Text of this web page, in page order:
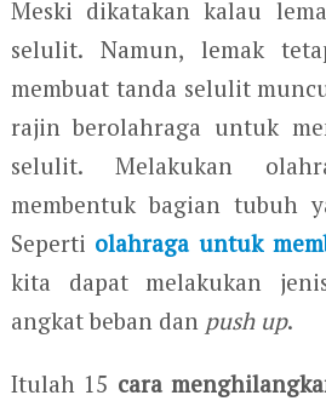
Meski dikatakan kalau
selulit. Namun, lemak
membuat tanda selulit
rajin berolahraga untuk
selulit. Melakukan
membentuk bagian tubuh
Seperti olahraga untuk
kita dapat melakukan
angkat beban dan push up.
Itulah 15 cara